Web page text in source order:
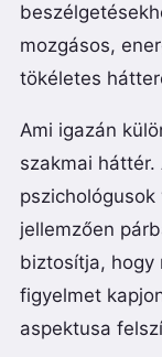
mozgásos,
tökéletes
Ami igazán
szakmai
jellemzően
biztosítja, hogy
figyelmet
aspektusa